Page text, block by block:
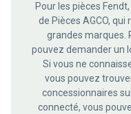
Pour les pièces
de Pièces AGCO,
grandes marques.
pouvez demander un
Si vous ne
vous pouvez
concessionnaires
connecté, vous